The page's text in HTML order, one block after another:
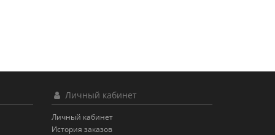
Личный кабинет
Личный кабинет
История заказов